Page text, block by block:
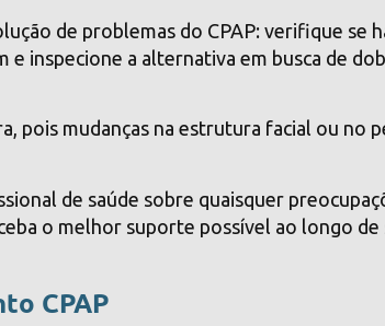
de problemas do CPAP: verifique se
e inspecione a alternativa em busca de
pois mudanças na estrutura facial ou no
de saúde sobre quaisquer
o melhor suporte possível ao longo de
CPAP